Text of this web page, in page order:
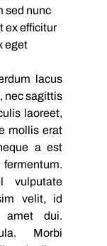
sed nunc
ex efficitur
eget
lacus
nec sagittis
laoreet,
mollis erat
a est
vulputate
velit, id
amet dui.
Morbi